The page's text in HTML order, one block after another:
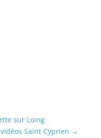
sur Loing
Saint Cyprien →